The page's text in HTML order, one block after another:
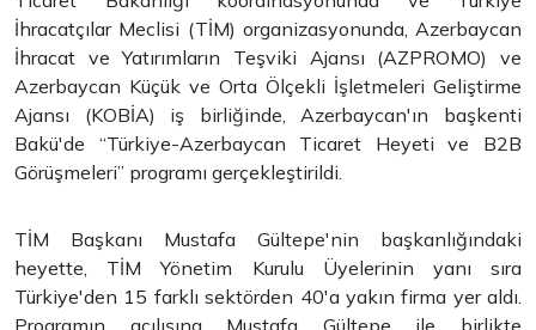
İhracatçılar Meclisi (TİM) organizasyonunda, Azerbaycan
İhracat ve Yatırımların Teşviki Ajansı (AZPROMO) ve
Azerbaycan Küçük ve Orta Ölçekli İşletmeleri Geliştirme
Ajansı (KOBİA) iş birliğinde, Azerbaycan'ın başkenti
Bakü'de “Türkiye-Azerbaycan Ticaret Heyeti ve B2B
Görüşmeleri” programı gerçekleştirildi.
TİM Başkanı Mustafa Gültepe'nin başkanlığındaki
heyette, TİM Yönetim Kurulu Üyelerinin yanı sıra
Türkiye'den 15 farklı sektörden 40'a yakın firma yer aldı.
Programın açılışına Mustafa Gültepe ile birlikte